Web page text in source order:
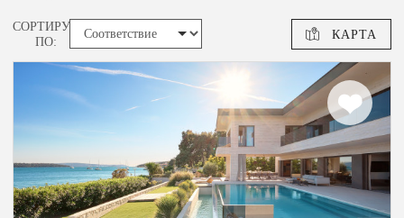
СОРТИРУЙ
ПО:
КАРТА